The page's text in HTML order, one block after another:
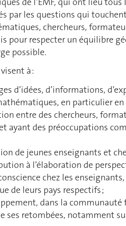
par les questions qui
chercheurs,
pour respecter un équilibre
possible.
à :
d’idées, d’informations,
en particulier
entre des chercheurs,
ayant des préoccupations
de jeunes enseignants et
à l’élaboration de
chez les
de leurs pays respectifs ;
dans la communauté
ses retombées, notamment